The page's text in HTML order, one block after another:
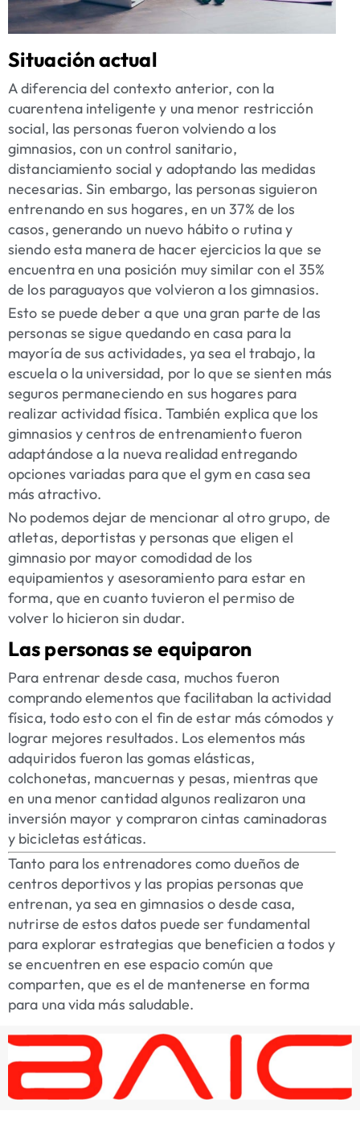
Situación actual
A diferencia del contexto anterior, con la
cuarentena inteligente y una menor restricción
social, las personas fueron volviendo a los
gimnasios, con un control sanitario,
distanciamiento social y adoptando las medidas
necesarias. Sin embargo, las personas siguieron
entrenando en sus hogares, en un 37% de los
casos, generando un nuevo hábito o rutina y
siendo esta manera de hacer ejercicios la que se
encuentra en una posición muy similar con el 35%
de los paraguayos que volvieron a los gimnasios.
Esto se puede deber a que una gran parte de las
personas se sigue quedando en casa para la
mayoría de sus actividades, ya sea el trabajo, la
escuela o la universidad, por lo que se sienten más
seguros permaneciendo en sus hogares para
realizar actividad física. También explica que los
gimnasios y centros de entrenamiento fueron
adaptándose a la nueva realidad entregando
opciones variadas para que el gym en casa sea
más atractivo.
No podemos dejar de mencionar al otro grupo, de
atletas, deportistas y personas que eligen el
gimnasio por mayor comodidad de los
equipamientos y asesoramiento para estar en
forma, que en cuanto tuvieron el permiso de
volver lo hicieron sin dudar.
Las personas se equiparon
Para entrenar desde casa, muchos fueron
comprando elementos que facilitaban la actividad
física, todo esto con el fin de estar más cómodos y
lograr mejores resultados. Los elementos más
adquiridos fueron las gomas elásticas,
colchonetas, mancuernas y pesas, mientras que
en una menor cantidad algunos realizaron una
inversión mayor y compraron cintas caminadoras
y bicicletas estáticas.
Tanto para los entrenadores como dueños de
centros deportivos y las propias personas que
entrenan, ya sea en gimnasios o desde casa,
nutrirse de estos datos puede ser fundamental
para explorar estrategias que beneficien a todos y
se encuentren en ese espacio común que
comparten, que es el de mantenerse en forma
para una vida más saludable.